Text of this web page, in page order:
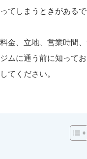
てしまうときがあるで
金、立地、営業時間
ムに通う前に知って
てください。